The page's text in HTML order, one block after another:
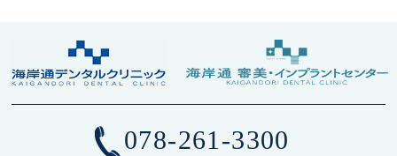
078-261-3300